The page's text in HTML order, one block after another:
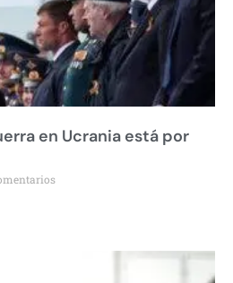
en Ucrania está por